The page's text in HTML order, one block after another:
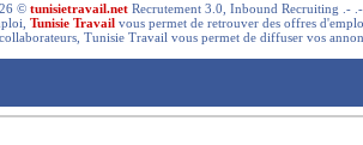
©tunisietravail.net Recrutement 3.0, Inbound Recruiting .-
Tunisie Travail vous permet de retrouver des offres
Tunisie Travail vous permet de diffuser vos